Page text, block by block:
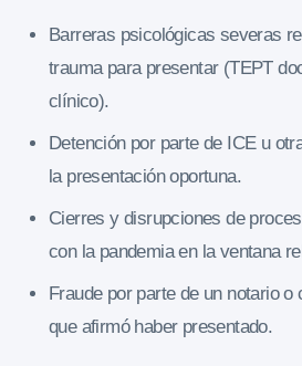
Barreras psicológicas severas
trauma para presentar (TEPT
clínico).
Detención por parte de ICE u
la presentación oportuna.
Cierres y disrupciones de
con la pandemia en la ventana
Fraude por parte de un notario o
que afirmó haber presentado.